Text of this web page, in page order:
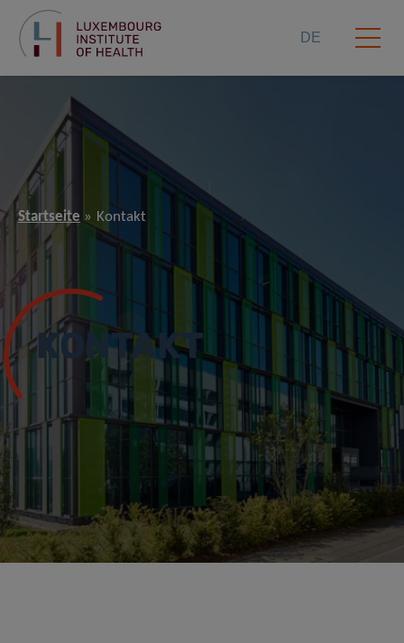
DE
Startseite Kontakt
KONTAKT